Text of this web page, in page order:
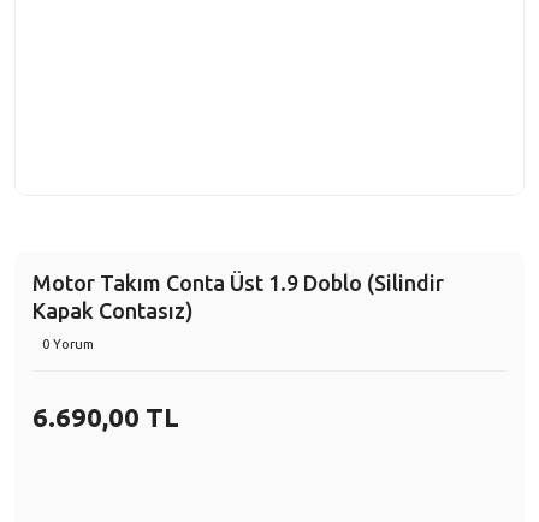
Motor Takım Conta Üst 1.9 Doblo (Silindir
Kapak Contasız)
0 Yorum
6.690,00 TL